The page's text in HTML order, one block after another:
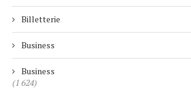
Billetterie
Business
Business
(1 624)